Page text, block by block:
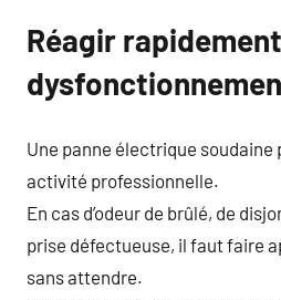
Réagir
Une panne électrique
activité professionnelle.
En cas d’odeur de brûlé, de
prise défectueuse, il faut faire
sans attendre.